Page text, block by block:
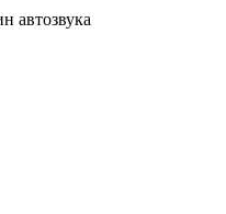
автозвука